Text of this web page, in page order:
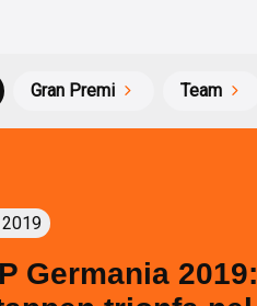
Gran Premi Team
2019
Germania 2019: